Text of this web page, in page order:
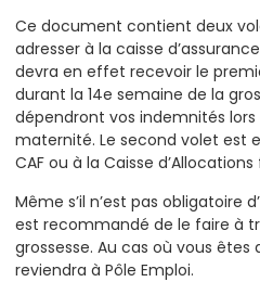
Ce document contient deux
adresser à la caisse
devra en effet recevoir le
durant la 14e semaine de la
dépendront vos indemnités
maternité. Le second volet est
CAF ou à la Caisse
Même s’il n’est pas obligatoire
est recommandé de le faire à
grossesse. Au cas où vous
reviendra à Pôle Emploi.